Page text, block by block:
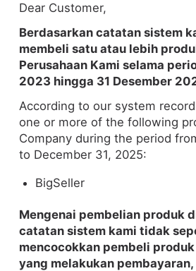
Dear Customer,
Berdasarkan catatan sistem
membeli satu atau lebih
Perusahaan Kami selama
2023 hingga 31 Desember
According to our system
one or more of the following
Company during the period
to December 31, 2025:
BigSeller
Mengenai pembelian produk
catatan sistem kami tidak
mencocokkan pembeli
yang melakukan